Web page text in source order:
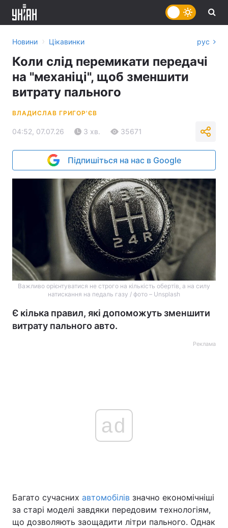
Головна Війна
Україна Політика
Новини › Цікавинки рус
Коли слід перемикати передачі
на "механіці", щоб зменшити
витрату пального
ВЛАДИСЛАВ ГРИГОР'ЄВ
04:52, 07.07.26 3 хв. 35671
Підпишіться на нас в Google
Важливо орієнтуватися не строго на кількість обертів, а на силу
натискання на педаль газу / фото – Unsplash
Є кілька правил, які допоможуть зменшити
витрату пального авто.
Реклама
ad
Багато сучасних автомобілів значно економічніші
за старі моделі завдяки передовим технологіям,
що дозволяють заощадити літри пального. Однак